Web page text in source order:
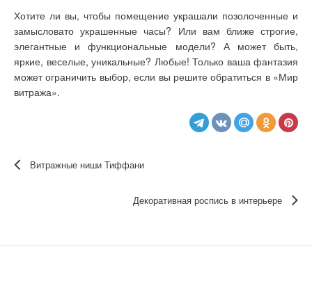
Хотите ли вы, чтобы помещение украшали позолоченные и
замысловато украшенные часы? Или вам ближе строгие,
элегантные и функциональные модели? А может быть,
яркие, веселые, уникальные? Любые! Только ваша фантазия
может ограничить выбор, если вы решите обратиться в «Мир
витража».
Витражные ниши Тиффани
Декоративная роспись в интерьере